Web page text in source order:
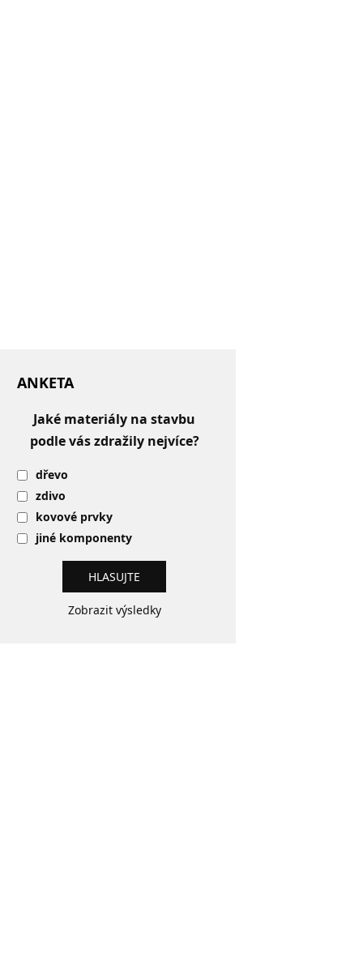
ANKETA
Jaké materiály na stavbu
podle vás zdražily nejvíce?
dřevo
zdivo
kovové prvky
jiné komponenty
Zobrazit výsledky